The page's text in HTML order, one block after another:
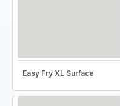
Easy Fry XL Surface